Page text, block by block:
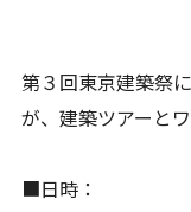
第３回東京建築祭
が、建築ツアーと
■日時：